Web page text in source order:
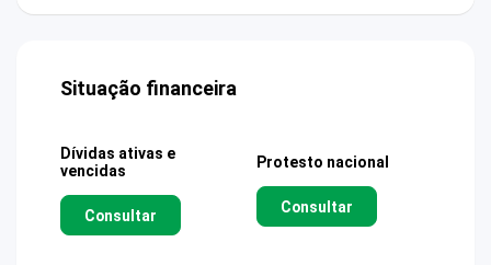
Situação financeira
Dívidas ativas e
vencidas
Consultar
Protesto nacional
Consultar